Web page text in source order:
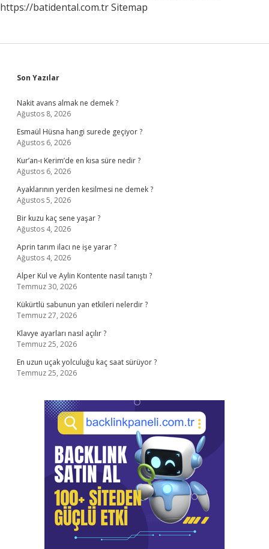
https://batidental.com.trSitemap
Sidebar
Son Yazılar
Nakit avans almak ne demek ?
Ağustos 8, 2026
Esmaül Hüsna hangi surede geçiyor ?
Ağustos 6, 2026
Kur’an-ı Kerim’de en kısa süre nedir ?
Ağustos 6, 2026
Ayaklarının yerden kesilmesi ne demek ?
Ağustos 5, 2026
Bir kuzu kaç sene yaşar ?
Ağustos 4, 2026
Aprin tarım ilacı ne işe yarar ?
Ağustos 4, 2026
Alper Kul ve Aylin Kontente nasıl tanıştı ?
Temmuz 30, 2026
Kükürtlü sabunun yan etkileri nelerdir ?
Temmuz 27, 2026
Klavye ayarları nasıl açılır ?
Temmuz 25, 2026
En uzun uçak yolculuğu kaç saat sürüyor ?
Temmuz 25, 2026